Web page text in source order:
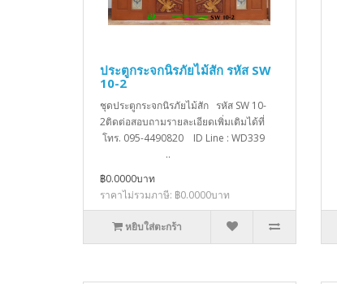
ประตูกระจกนิรภัยไม้สัก รหัส SW
10-2
ชุดประตูกระจกนิรภัยไม้สัก รหัส SW 10-
2ติดต่อสอบถามรายละเอียดเพิ่มเติมได้ที่
โทร. 095-4490820 ID Line : WD339
..
฿0.0000บาท
ราคาไม่รวมภาษี: ฿0.0000บาท
หยิบใส่ตะกร้า